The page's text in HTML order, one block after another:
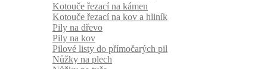
Kotouče řezací na kámen
Kotouče řezací na kov a hliník
Pily na dřevo
Pily na kov
Pilové listy do přímočarých pil
Nůžky na plech